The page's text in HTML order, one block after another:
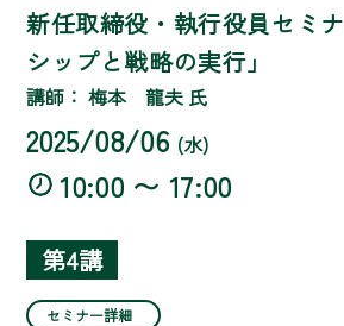
新任取締役・執行役員セミ
シップと戦略の実行」
講師： 梅本 龍夫 氏
2025/08/06 (水)
10:00 〜 17:00
第4講
セミナー詳細